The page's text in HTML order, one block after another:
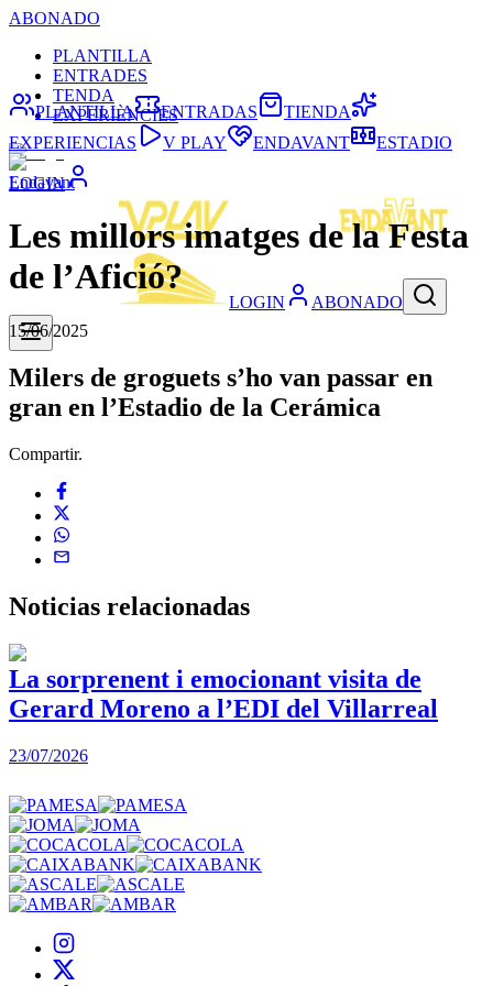
ABONADO
PLANTILLA
ENTRADES
TENDA
EXPERIÈNCIES
LOGIN
LOGIN ABONADO
PLANTILLA ENTRADAS
TIENDA
EXPERIENCIAS
V PLAY ENDAVANT ESTADIO
Endavant
Les millors imatges de la Festa
de l’Afició?
15/06/2025
Milers de groguets s’ho van passar en
gran en l’Estadio de la Cerámica
Compartir.
Noticias relacionadas
La sorprenent i emocionant visita de
Gerard Moreno a l’EDI del Villarreal
23/07/2026